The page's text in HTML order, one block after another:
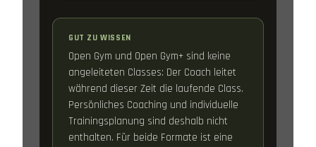
GUT ZU WISSEN
Open Gym und Open Gym+ sind keine
angeleiteten Classes: Der Coach leitet
während dieser Zeit die laufende Class.
Persönliches Coaching und individuelle
Trainingsplanung sind deshalb nicht
enthalten. Für beide Formate ist eine